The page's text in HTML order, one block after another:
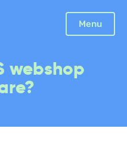
Menu
Sluiten
webshop